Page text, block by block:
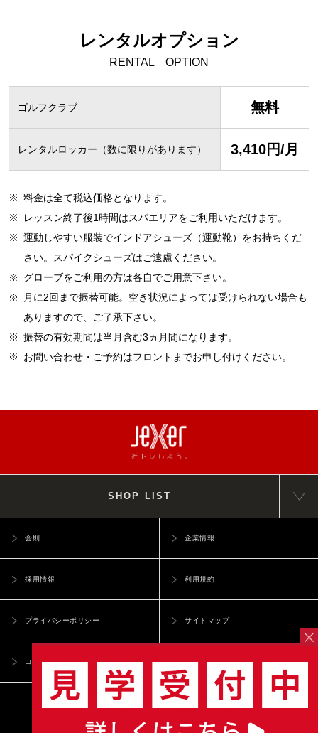
レンタルオプション
RENTAL OPTION
ゴルフクラブ 無料
レンタルロッカー（数に限りがあります） 3,410円/月
※ 料金は全て税込価格となります。
※
レッスン終了後1時間はスパエリアをご利用いただけます。
※ 運動しやすい服装でインドアシューズ（運動靴）をお持ちくだ
さい。スパイクシューズはご遠慮ください。
※
グローブをご利用の方は各自でご用意下さい。
※
月に2回まで振替可能。空き状況によっては受けられない場合も
ありますので、ご了承下さい。
※ 振替の有効期間は当月含む3ヵ月間になります。
※
お問い合わせ・ご予約はフロントまでお申し付けください。
SHOP LIST
copyright © JR East Sports Co.,Ltd. ALL Rights Reserved
会則 企業情報
採用情報 利用規約
プライバシーポリシー サイトマップ
コンプライアンス相談窓口 一般事業主行動計画